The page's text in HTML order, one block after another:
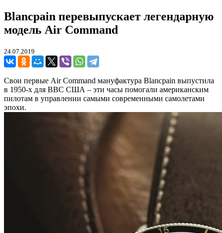
Blancpain перевыпускает легендарную
модель Air Command
24.07.2019
Свои первые Air Command мануфактура Blancpain выпустила
в 1950-х для ВВС США – эти часы помогали американским
пилотам в управлении самыми современными самолетами
эпохи.